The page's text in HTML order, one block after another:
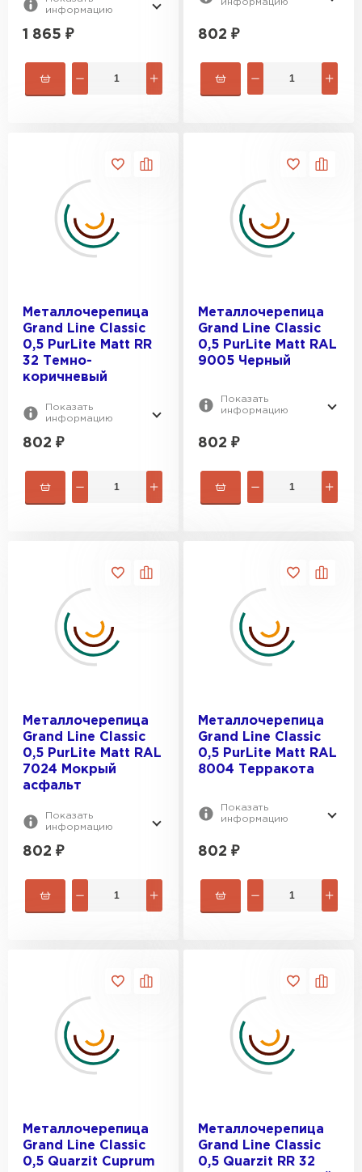
информацию
1 865 ₽
информацию
802 ₽
Металлочерепица
Grand Line Classic
0,5 PurLite Мatt RR
32 Темно-
коричневый
Показать
информацию
802 ₽
Металлочерепица
Grand Line Classic
0,5 PurLite Мatt RAL
9005 Черный
Показать
информацию
802 ₽
Металлочерепица
Grand Line Classic
0,5 PurLite Мatt RAL
7024 Мокрый
асфальт
Показать
информацию
802 ₽
Металлочерепица
Grand Line Classic
0,5 PurLite Мatt RAL
8004 Терракота
Показать
информацию
802 ₽
Металлочерепица
Grand Line Classic
0,5 Quarzit Cuprum
Металлочерепица
Grand Line Classic
0,5 Quarzit RR 32